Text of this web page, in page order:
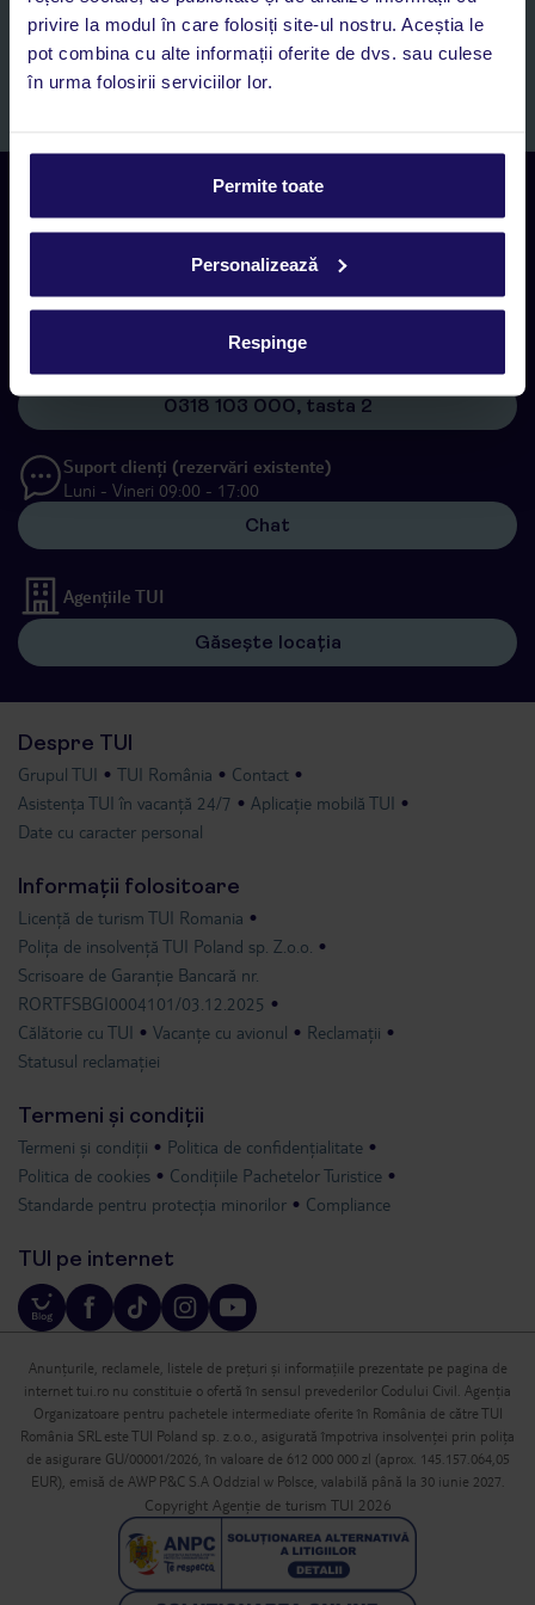
privire la modul în care folosiți site-ul nostru. Aceștia le
pot combina cu alte informații oferite de dvs. sau culese
în urma folosirii serviciilor lor.
Permite toate
Personalizează
Respinge
specificat în „Informații privind prelucrarea datelor cu caracter
personal”, prin mijloace electronice de comunicare (e-mail),
inclusiv utilizarea așa-numitelor sisteme de apelare automată.
Înscrieți-vă
Contact
Rezervări Call center
Suport clienți (rezervări existente)
Luni - Vineri 09:00 - 17:00
0318 103 000, tasta 2
Suport clienți (rezervări existente)
Luni - Vineri 09:00 - 17:00
Chat
Agențiile TUI
Găsește locația
Despre TUI
Grupul TUI TUI România
Contact
Asistența TUI în vacanță 24/7
Aplicație mobilă TUI
Date cu caracter personal
Informații folositoare
Licență de turism TUI Romania
Polița de insolvență TUI Poland sp. Z.o.o.
Scrisoare de Garanție Bancară nr.
RORTFSBGI0004101/03.12.2025
Călătorie cu TUI
Vacanțe cu avionul
Reclamații
Statusul reclamației
Termeni și condiții
Termeni și condiții
Politica de confidențialitate
Politica de cookies
Condițiile Pachetelor Turistice
Standarde pentru protecția minorilor
Compliance
TUI pe internet
Anunțurile, reclamele, listele de prețuri și informațiile prezentate pe pagina de
internet tui.ro nu constituie o ofertă în sensul prevederilor Codului Civil. Agenția
Organizatoare pentru pachetele intermediate oferite în România de către TUI
România SRL este TUI Poland sp. z.o.o., asigurată împotriva insolvenței prin polița
de asigurare GU/00001/2026, în valoare de 612 000 000 zl (aprox. 145.157.064,05
EUR), emisă de AWP P&C S.A Oddzial w Polsce, valabilă până la 30 iunie 2027.
Copyright Agenție de turism TUI 2026